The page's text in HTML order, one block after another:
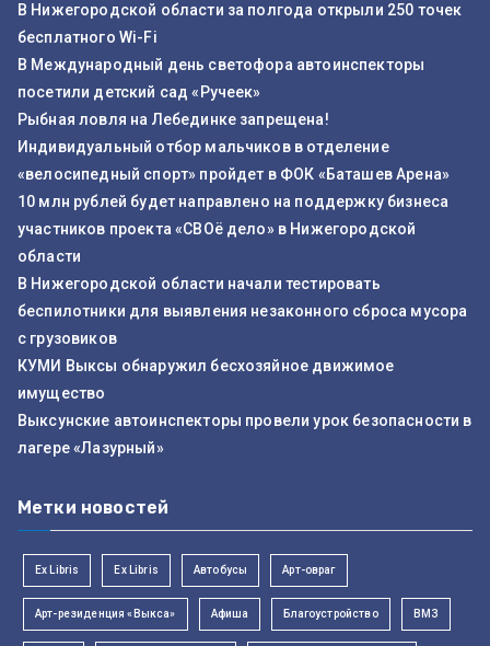
В Нижегородской области за полгода открыли 250 точек
бесплатного Wi-Fi
В Международный день светофора автоинспекторы
посетили детский сад «Ручеек»
Рыбная ловля на Лебединке запрещена!
Индивидуальный отбор мальчиков в отделение
«велосипедный спорт» пройдет в ФОК «Баташев Арена»
10 млн рублей будет направлено на поддержку бизнеса
участников проекта «СВОё дело» в Нижегородской
области
В Нижегородской области начали тестировать
беспилотники для выявления незаконного сброса мусора
с грузовиков
КУМИ Выксы обнаружил бесхозяйное движимое
имущество
Выксунские автоинспекторы провели урок безопасности в
лагере «Лазурный»
Метки новостей
Ex Libris Ex Libris Автобусы Арт-овраг
Арт-резиденция «Выкса» Афиша Благоустройство ВМЗ